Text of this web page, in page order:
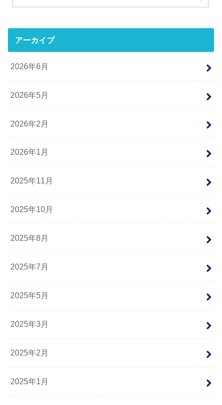
アーカイブ
2026年6月
2026年5月
2026年2月
2026年1月
2025年11月
2025年10月
2025年8月
2025年7月
2025年5月
2025年3月
2025年2月
2025年1月